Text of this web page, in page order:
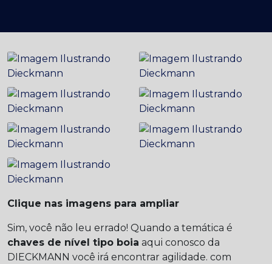
Clique nas imagens para ampliar
Sim, você não leu errado! Quando a temática é
chaves de nível tipo boia aqui conosco da
DIECKMANN você irá encontrar agilidade. com